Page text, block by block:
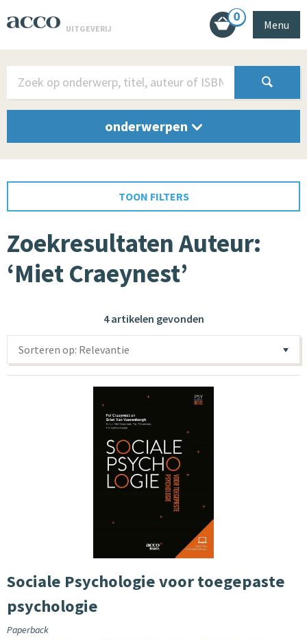
UITGEVERIJ
0
Menu
onderwerpen
TOON FILTERS
Zoekresultaten Auteur:
‘Miet Craeynest’
4 artikelen gevonden
Sorteren op: Relevantie
Sociale Psychologie voor toegepaste
psychologie
Paperback